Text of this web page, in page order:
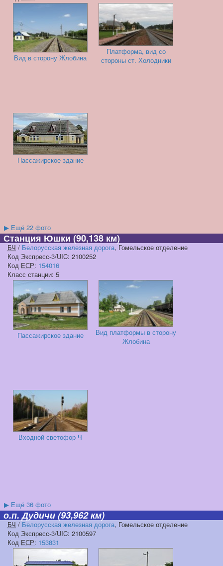
Вид в сторону Жлобина
Платформа, вид со
стороны ст. Холодники
Пассажирское здание
▶ Ещё 22 фото
Станция Юшки(90,138 км)
БЧ / Белорусская железная дорога, Гомельское отделение
Код Экспресс-3/UIC: 2100252
Код ЕСР: 154016
Класс станции: 5
Пассажирское здание
Вид платформы в сторону
Жлобина
Входной светофор Ч
▶ Ещё 36 фото
о.п. Дудичи(93,962 км)
БЧ / Белорусская железная дорога, Гомельское отделение
Код Экспресс-3/UIC: 2100597
Код ЕСР: 153831